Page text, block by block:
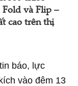
Fold và Flip –
cao trên thị
báo, lực
vào đêm 13